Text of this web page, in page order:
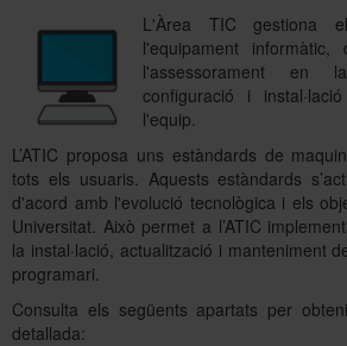
Suport a la Docència
Seguretat de les
PAU: necessites
L'Àrea TIC gestiona
l'equipament
l'assessorament en
configuració i
l'equip.
L’ATIC proposa uns estàndards de
tots els usuaris. Aquests estàndards
d'acord amb l'evolució tecnològica i els
Universitat. Això permet a l’ATIC
la instal·lació, actualització i manteniment
programari.
Consulta els següents apartats per
detallada: